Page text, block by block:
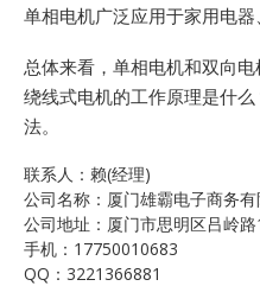
单相电机广泛应用于家用电器
总体来看，单相电机和双向
绕线式电机的工作原理是什
法。
联系人：赖(经理)
公司名称：厦门雄霸电子商务有
公司地址：厦门市思明区吕岭
手机：17750010683
QQ：3221366881